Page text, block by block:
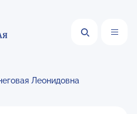
Леонидовна